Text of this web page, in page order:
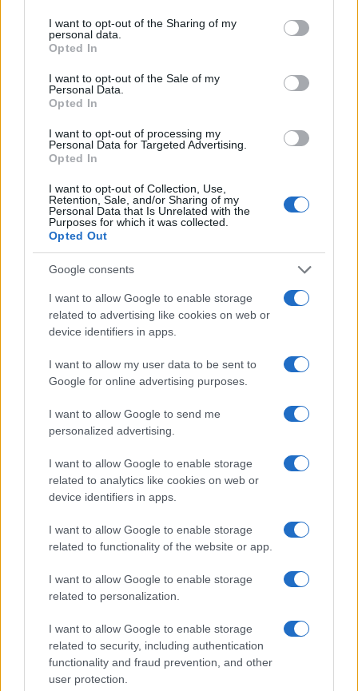
not limited to your visit or usage behaviour. You may click to
grant or deny consent to Google and its third-party tags to
use your data for below specified purposes in below Google
consent section.
I want to opt-out of the Sharing of my
personal data.
Opted In
I want to opt-out of the Sale of my
Personal Data.
Opted In
I want to opt-out of processing my
Personal Data for Targeted Advertising.
Opted In
I want to opt-out of Collection, Use,
Retention, Sale, and/or Sharing of my
Personal Data that Is Unrelated with the
Purposes for which it was collected.
Opted Out
Google consents
I want to allow Google to enable storage
related to advertising like cookies on web or
device identifiers in apps.
I want to allow my user data to be sent to
Google for online advertising purposes.
I want to allow Google to send me
personalized advertising.
I want to allow Google to enable storage
related to analytics like cookies on web or
device identifiers in apps.
I want to allow Google to enable storage
related to functionality of the website or app.
I want to allow Google to enable storage
related to personalization.
I want to allow Google to enable storage
related to security, including authentication
functionality and fraud prevention, and other
user protection.
Como criar uma carteira de investimentos diversificada e
equilibrada
Bruno Costa · 4 ago 2026
INVESTIMENTOS
FIIs de tijolo e papel: guia para investir em imóveis sem ser
proprietário
Kinza Babylon Staked BTC
Eureka Bridged PAX Gold (Terra
(PAXG)
$4,205.78